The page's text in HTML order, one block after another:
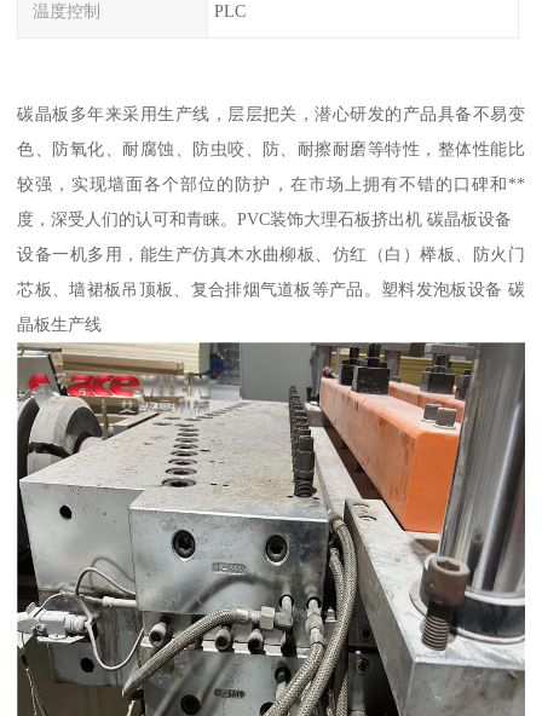
温度控制 PLC
碳晶板多年来采用生产线，层层把关，潜心研发的产品具备不易变
色、防氧化、耐腐蚀、防虫咬、防、耐擦耐磨等特性，整体性能比
较强，实现墙面各个部位的防护，在市场上拥有不错的口碑和**
度，深受人们的认可和青睐。PVC装饰大理石板挤出机 碳晶板设备
设备一机多用，能生产仿真木水曲柳板、仿红（白）榉板、防火门
芯板、墙裙板吊顶板、复合排烟气道板等产品。塑料发泡板设备 碳
晶板生产线